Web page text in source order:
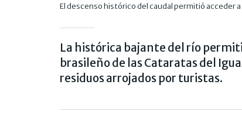
El descenso histórico del caudal permitió acceder
La histórica bajante del río
brasileño de las Cataratas del
residuos arrojados por turistas.